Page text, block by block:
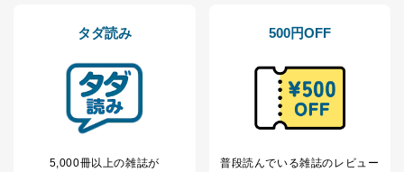
タダ読み
5,000冊以上の雑誌が
500円OFF
普段読んでいる雑誌のレビュー